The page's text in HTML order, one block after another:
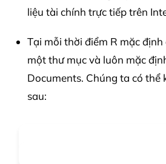
liệu tài chính trực tiếp trên
Tại mỗi thời điểm R mặc định
một thư mục và luôn mặc
Documents. Chúng ta có thể
sau: